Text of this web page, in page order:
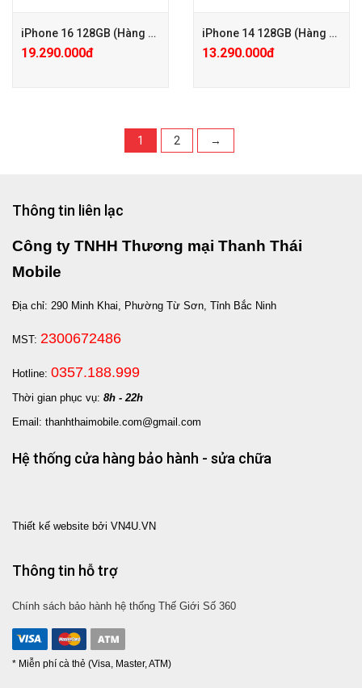
iPhone 16 128GB (Hàng công ty VN/A)
19.290.000đ
+ Bảo hành Mở rộng 24 tháng
+ KM: Tặng PGG 2.000.000đ (
Đã trừ vào giá )
iPhone 14 128GB (Hàng công ty VN/A)
13.290.000đ
1 2 →
Thông tin liên lạc
Công ty TNHH Thương mại Thanh Thái
Mobile
Địa chỉ: 290 Minh Khai, Phường Từ Sơn, Tỉnh Bắc Ninh
MST: 2300672486
Hotline: 0357.188.999
Thời gian phục vụ: 8h - 22h
Email: thanhthaimobile.com@gmail.com
Hệ thống cửa hàng bảo hành - sửa chữa
Thiết kế website bởi VN4U.VN
Thông tin hỗ trợ
Chính sách bảo hành hệ thống Thế Giới Số 360
* Miễn phí cà thẻ (Visa, Master, ATM)